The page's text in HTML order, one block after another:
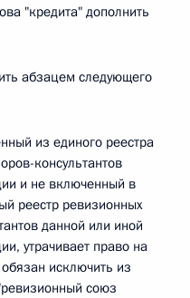
"кредита" дополнить
абзацем следующего
из единого реестра
консультантов
и не включенный в
реестр ревизионных
данной или иной
утрачивает право на
исключить из
союз